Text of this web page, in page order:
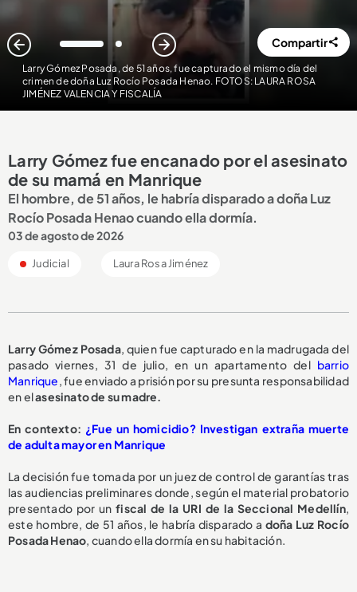
Larry Gómez Posada, de 51 años, fue capturado el mismo día del
crimen de doña Luz Rocío Posada Henao. FOTOS: LAURA ROSA
JIMÉNEZ VALENCIA Y FISCALÍA
1 2 Compartir
Larry Gómez fue encanado por el asesinato
de su mamá en Manrique
El hombre, de 51 años, le habría disparado a doña Luz
Rocío Posada Henao cuando ella dormía.
03 de agosto de 2026
Judicial Laura Rosa Jiménez
Larry Gómez Posada, quien fue capturado en la madrugada del
pasado viernes, 31 de julio, en un apartamento del barrio
Manrique, fue enviado a prisión por su presunta responsabilidad
en elasesinato de su madre.
En contexto: ¿Fue un homicidio? Investigan extraña muerte
de adulta mayor en Manrique
La decisión fue tomada por un juez de control de garantías tras
las audiencias preliminares donde, según el material probatorio
presentado por unfiscal de la URI de la Seccional Medellín,
este hombre, de 51 años, le habría disparado a doña Luz Rocío
Posada Henao, cuando ella dormía en su habitación.